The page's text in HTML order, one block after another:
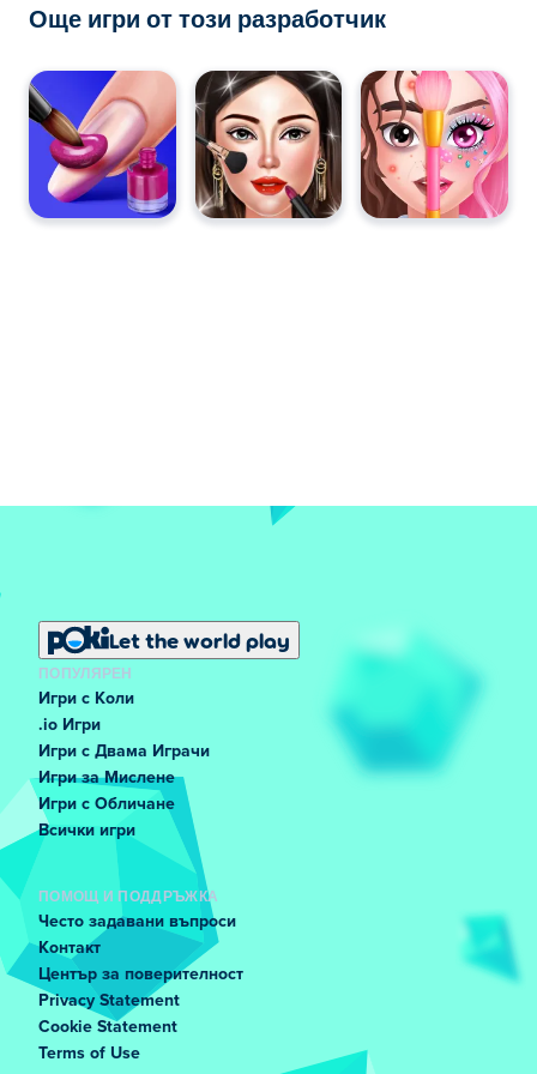
Още игри от този разработчик
Let the world play
ПОПУЛЯРЕН
Игри с Коли
.io Игри
Игри с Двама Играчи
Игри за Мислене
Игри с Обличане
Всички игри
ПОМОЩ И ПОДДРЪЖКА
Често задавани въпроси
Контакт
Център за поверителност
Privacy Statement
Cookie Statement
Terms of Use